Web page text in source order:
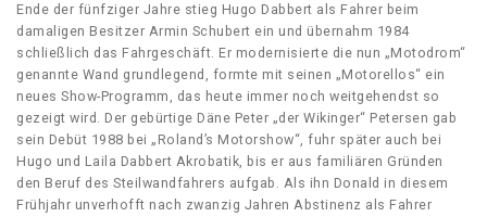
Ende der fünfziger Jahre stieg Hugo Dabbert als Fahrer beim
damaligen Besitzer Armin Schubert ein und übernahm 1984
schließlich das Fahrgeschäft. Er modernisierte die nun „Motodrom“
genannte Wand grundlegend, formte mit seinen „Motorellos“ ein
neues Show-Programm, das heute immer noch weitgehendst so
gezeigt wird. Der gebürtige Däne Peter „der Wikinger“ Petersen gab
sein Debüt 1988 bei „Roland’s Motorshow“, fuhr später auch bei
Hugo und Laila Dabbert Akrobatik, bis er aus familiären Gründen
den Beruf des Steilwandfahrers aufgab. Als ihn Donald in diesem
Frühjahr unverhofft nach zwanzig Jahren Abstinenz als Fahrer